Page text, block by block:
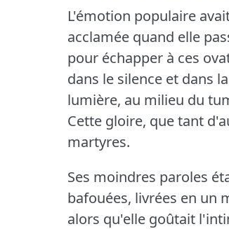
L'émotion populaire
acclamée quand elle
pour échapper à ces
dans le silence et dans
lumière, au milieu du
Cette gloire, que tant
martyres.
Ses moindres paroles
bafouées, livrées en un
alors qu'elle goûtait